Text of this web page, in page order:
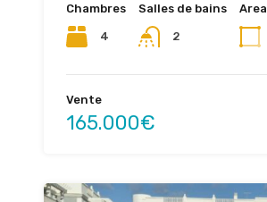
Chambres
4
Salles de bains
2
Area
Vente
165.000€